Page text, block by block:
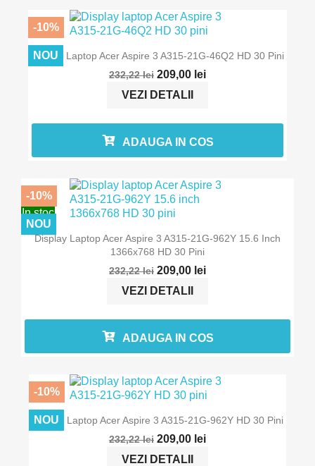
In stoc
Display Laptop Acer Aspire 3 A315-21G-46Q2 HD 30 Pini
232,22 lei 209,00 lei
VEZI DETALII
-10%
NOU
ADAUGA IN COS
In stoc
Display Laptop Acer Aspire 3 A315-21G-962Y 15.6 Inch
1366x768 HD 30 Pini
232,22 lei 209,00 lei
VEZI DETALII
-10%
NOU
ADAUGA IN COS
In stoc
Display Laptop Acer Aspire 3 A315-21G-962Y HD 30 Pini
232,22 lei 209,00 lei
VEZI DETALII
-10%
NOU